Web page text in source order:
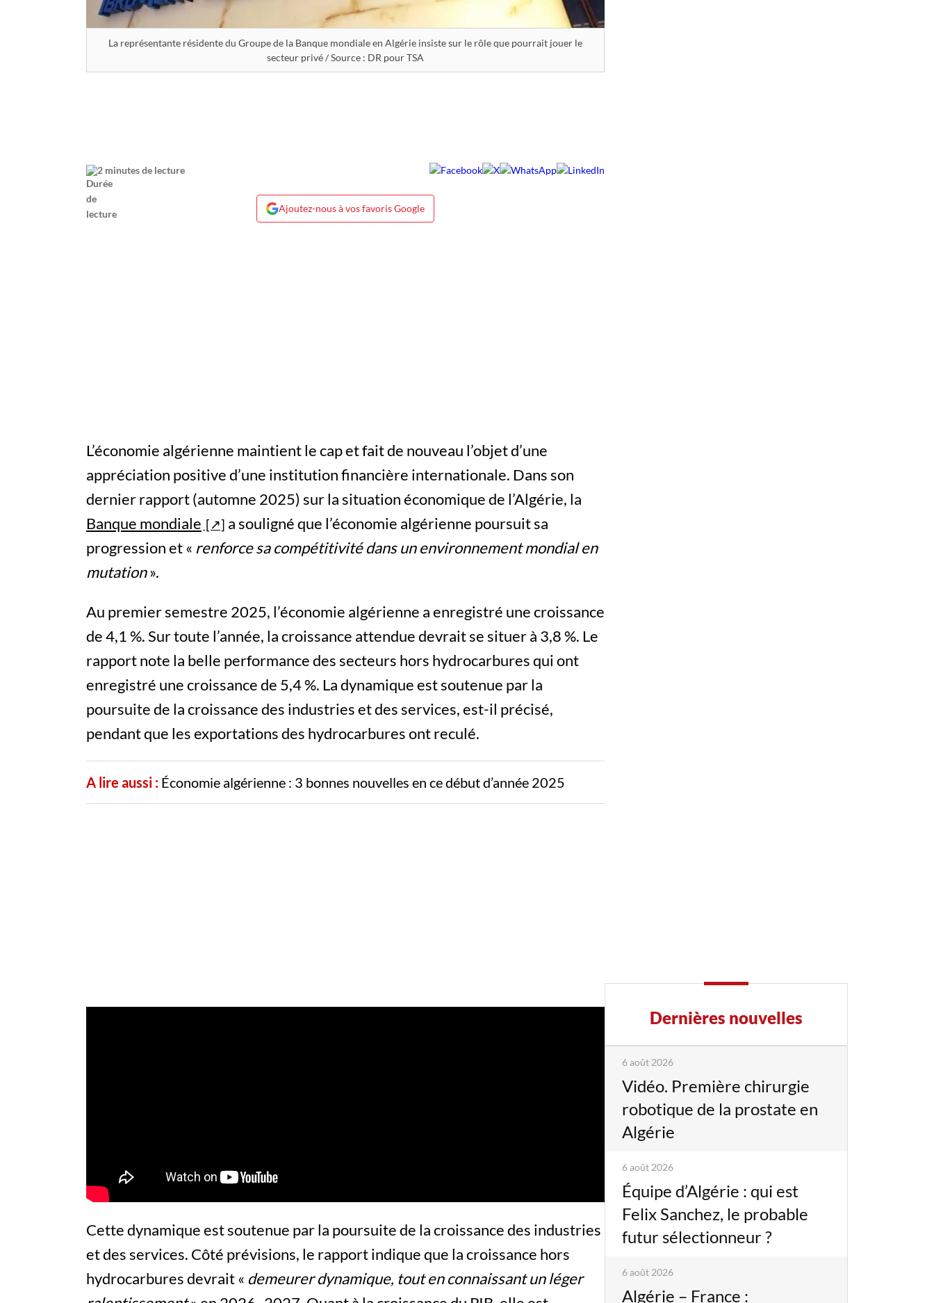
La représentante résidente du Groupe de la Banque mondiale en Algérie insiste sur le rôle que pourrait jouer le
secteur privé / Source : DR pour TSA
2 minutes de lecture
Ajoutez-nous à vos favoris Google
L’économie algérienne maintient le cap et fait de nouveau l’objet d’une
appréciation positive d’une institution financière internationale. Dans son
dernier rapport (automne 2025) sur la situation économique de l’Algérie, la
Banque mondiale
a souligné que l’économie algérienne poursuit sa
progression et « renforce sa compétitivité dans un environnement mondial en
mutation».
Au premier semestre 2025, l’économie algérienne a enregistré une croissance
de 4,1 %. Sur toute l’année, la croissance attendue devrait se situer à 3,8 %. Le
rapport note la belle performance des secteurs hors hydrocarbures qui ont
enregistré une croissance de 5,4 %. La dynamique est soutenue par la
poursuite de la croissance des industries et des services, est-il précisé,
pendant que les exportations des hydrocarbures ont reculé.
A lire aussi : Économie algérienne : 3 bonnes nouvelles en ce début d’année 2025
Cette dynamique est soutenue par la poursuite de la croissance des industries
et des services. Côté prévisions, le rapport indique que la croissance hors
hydrocarbures devrait « demeurer dynamique, tout en connaissant un léger
Dernières nouvelles
6 août 2026
Vidéo. Première chirurgie
robotique de la prostate en
Algérie
6 août 2026
Équipe d’Algérie : qui est
Felix Sanchez, le probable
futur sélectionneur ?
6 août 2026
Algérie – France :